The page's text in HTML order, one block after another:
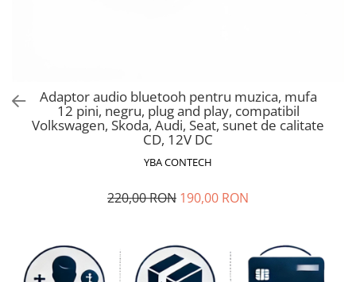
Nissan
Volvo
Nissan
Opel
Adaptor audio bluetooh pentru muzica, mufa
12 pini, negru, plug and play, compatibil
Volkswagen, Skoda, Audi, Seat, sunet de calitate
CD, 12V DC
YBA CONTECH
220,00 RON 190,00 RON